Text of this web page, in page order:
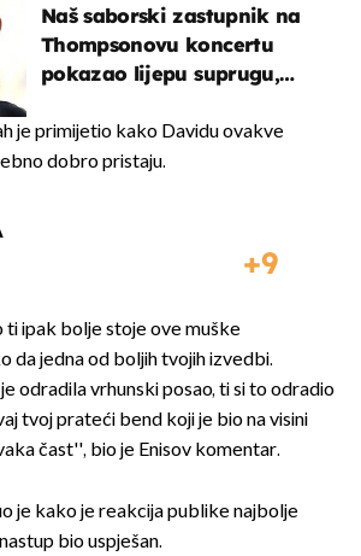
Naš saborski zastupnik na
Thompsonovu koncertu
pokazao lijepu suprugu,
javnost
je primijetio kako Davidu ovakve
dobro pristaju.
9
ti ipak bolje stoje ove muške
da jedna od boljih tvojih izvedbi.
odradila vrhunski posao, ti si to odradio
tvoj prateći bend koji je bio na visini
čast'', bio je Enisov komentar.
je kako je reakcija publike najbolje
bio uspješan.